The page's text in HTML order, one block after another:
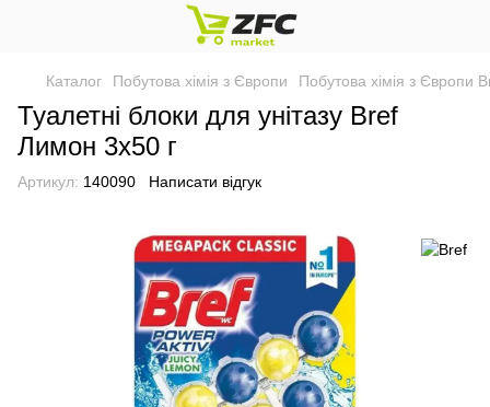
Каталог Побутова хімія з Європи Побутова хімія з Європи
Туалетні блоки для унітазу Bref
Лимон 3x50 г
Артикул: 140090 Написати відгук